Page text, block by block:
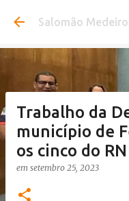
Pular
Salomão
Trabalho da
município de
os cinco do
em setembro 25, 2023